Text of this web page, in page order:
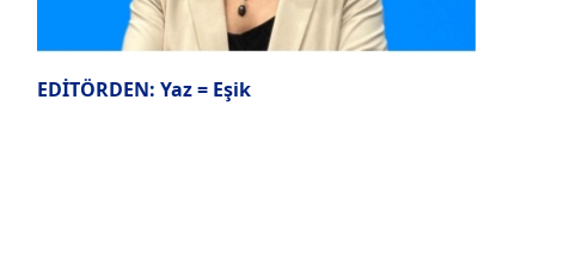
EDİTÖRDEN: Yaz = Eşik